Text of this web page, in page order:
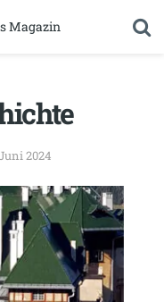
Magazin
Juni 2024